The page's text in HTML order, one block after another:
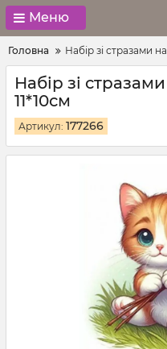
Меню
Головна Набір зі стразами
Набір зі
11*10см
Артикул: 177266